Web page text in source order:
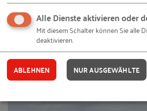
Alle Dienste aktivieren oder
Mit diesem Schalter können Sie alle
deaktivieren.
ABLEHNEN NUR AUSGEWÄHLTE